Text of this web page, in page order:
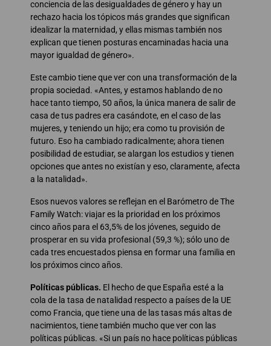
conciencia de las desigualdades de género y hay un
rechazo hacia los tópicos más grandes que significan
idealizar la maternidad, y ellas mismas también nos
explican que tienen posturas encaminadas hacia una
mayor igualdad de género».
Este cambio tiene que ver con una transformación de la
propia sociedad. «Antes, y estamos hablando de no
hace tanto tiempo, 50 años, la única manera de salir de
casa de tus padres era casándote, en el caso de las
mujeres, y teniendo un hijo; era como tu provisión de
futuro. Eso ha cambiado radicalmente; ahora tienen
posibilidad de estudiar, se alargan los estudios y tienen
opciones que antes no existían y eso, claramente, afecta
a la natalidad».
Esos nuevos valores se reflejan en el Barómetro de The
Family Watch: viajar es la prioridad en los próximos
cinco años para el 63,5% de los jóvenes, seguido de
prosperar en su vida profesional (59,3 %); sólo uno de
cada tres encuestados piensa en formar una familia en
los próximos cinco años.
Políticas públicas. El hecho de que España esté a la
cola de la tasa de natalidad respecto a países de la UE
como Francia, que tiene una de las tasas más altas de
nacimientos, tiene también mucho que ver con las
políticas públicas. «Si un país no hace políticas públicas